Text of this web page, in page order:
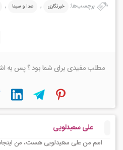
برچسب‌ها: خبرنگاری , صدا و سیما ,
مطلب مفیدی برای شما بود ؟ پس به
علی سعیدلویی
اسم من علی سعیدلویی هست، من اینجام